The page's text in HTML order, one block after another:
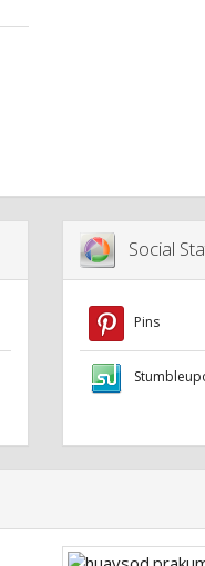
Social
Pins